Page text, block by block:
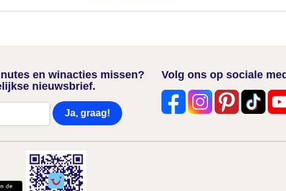
en winacties missen?
nieuwsbrief.
Ja, graag!
Volg ons op sociale